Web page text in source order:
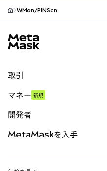
WMon/PINSon
取引
パーペチュアル
RWA
マネー 新規
開発者
MetaMaskを入手